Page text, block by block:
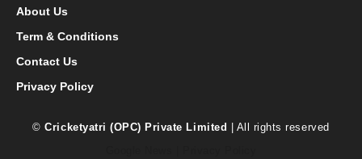
About Us
Term & Conditions
Contact Us
Privacy Policy
©Cricketyatri (OPC) Private Limited | All rights reserved